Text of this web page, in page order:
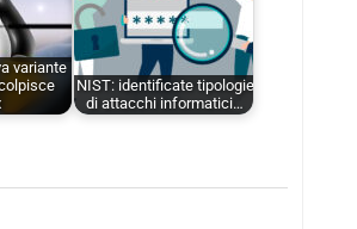
variante
NIST: identificate tipologie
di attacchi informatici…